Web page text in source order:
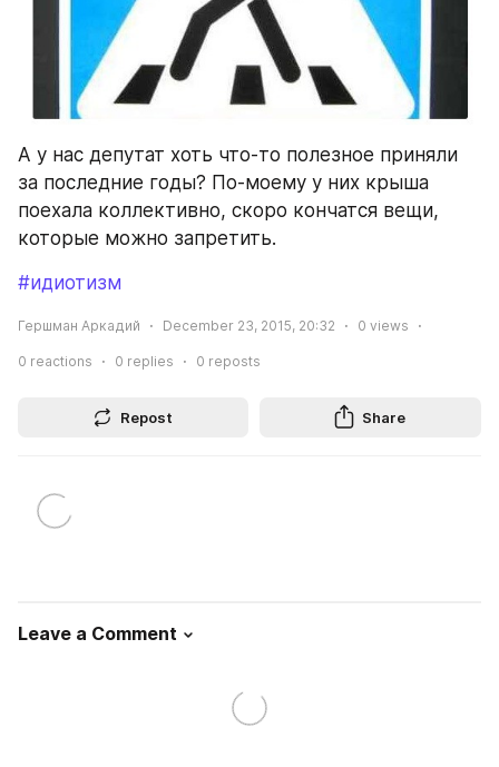
А у нас депутат хоть что-то полезное приняли
за последние годы? По-моему у них крыша
поехала коллективно, скоро кончатся вещи,
которые можно запретить.
#идиотизм
Гершман Аркадий December 23, 2015, 20:32 0 views
0 reactions 0 replies 0 reposts
Repost Share
Leave a Comment